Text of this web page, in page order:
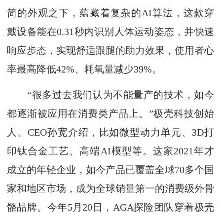
简的外观之下，蕴藏着复杂的AI算法，这款穿
戴设备能在0.31秒内识别人体运动姿态，并快速
响应步态，实现舒适跟腿的助力效果，使用者心
率最高降低42%、耗氧量减少39%。
“很多过去我们认为不能量产的技术，如今
都逐渐被应用在消费类产品上。”极壳科技创始
人、CEO孙宽介绍，比如微型动力单元、3D打
印钛合金工艺、高端AI模型等。这家2021年才
成立的年轻企业，如今产品已覆盖全球70多个国
家和地区市场，成为全球销量第一的消费级外骨
骼品牌。今年5月20日，AGA探险团队穿着极壳